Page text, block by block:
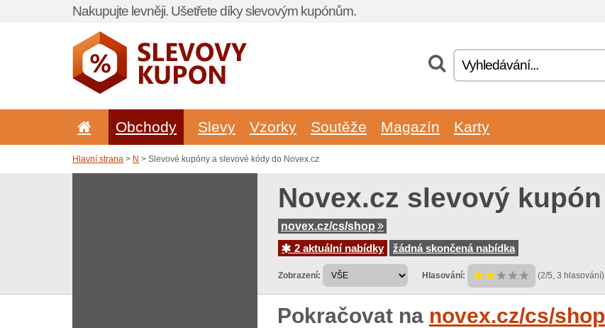
Nakupujte levněji. Ušetřete díky slevovým kupónům.
Obchody Slevy Vzorky Soutěže Magazín Karty
Hlavní strana > N > Slevové kupóny a slevové kódy do Novex.cz
Novex.cz slevový kupón
novex.cz/cs/shop
2 aktuální nabídky
žádná skončená nabídka
Zobrazení: Hlasování: (2/5, 3 hlasování)
Pokračovat na novex.cz/cs/shop